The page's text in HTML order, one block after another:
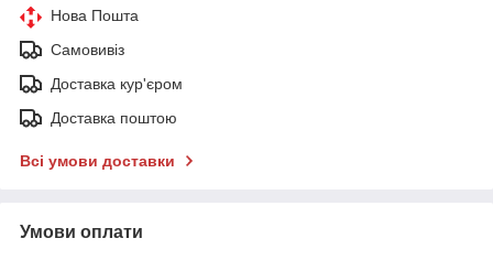
Нова Пошта
Самовивіз
Доставка кур'єром
Доставка поштою
Всі умови доставки
Умови оплати